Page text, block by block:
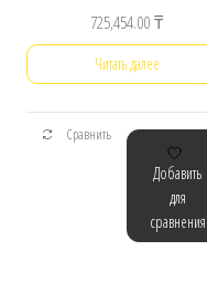
725,454.00₸
Читать далее
Сравнить
Добавить
для
сравнения